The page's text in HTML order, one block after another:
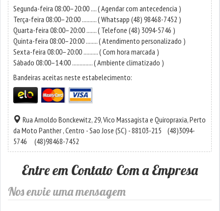
Segunda-feira 08:00–20:00 .... ( Agendar com antecedencia )
Terça-feira 08:00–20:00 .......... ( Whatsapp (48) 98468-7452 )
Quarta-feira 08:00–20:00 ....... ( Telefone (48) 3094-5746 )
Quinta-feira 08:00–20:00 ........ ( Atendimento personalizado )
Sexta-feira 08:00–20:00 .......... ( Com hora marcada )
Sábado 08:00–14:00 .............. ( Ambiente climatizado )
Bandeiras aceitas neste estabelecimento:
Rua Arnoldo Bonckewitz, 29, Vico Massagista e Quiropraxia, Perto
da Moto Panther ,Centro -Sao Jose (SC) - 88103-215
(48)3094-
5746
(48)98468-7452
Entre em Contato Com a Empresa
Nos envie uma mensagem